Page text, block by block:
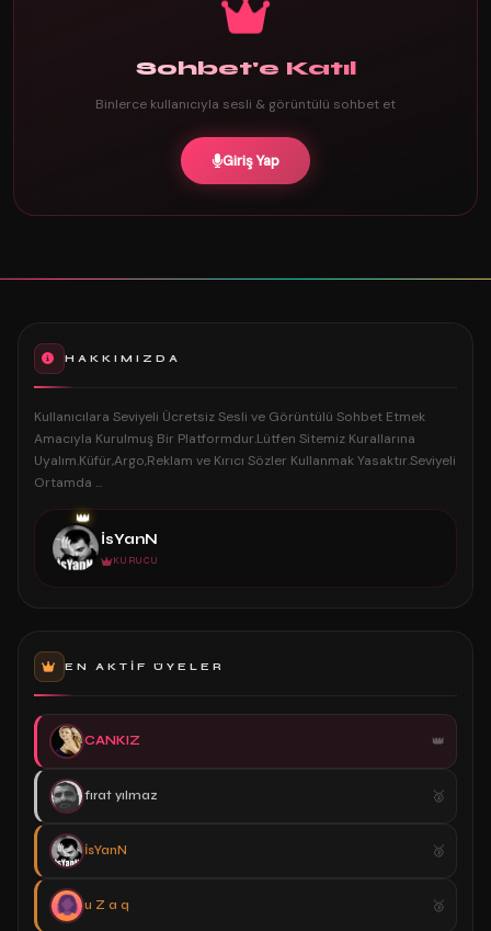
Sohbet'e Katıl
Binlerce kullanıcıyla sesli & görüntülü sohbet et
Giriş Yap
HAKKIMIZDA
Kullanıcılara Seviyeli Ücretsiz Sesli ve Görüntülü Sohbet Etmek
Amacıyla Kurulmuş Bir Platformdur.Lütfen Sitemiz Kurallarına
Uyalım.Küfür,Argo,Reklam ve Kırıcı Sözler Kullanmak Yasaktır.Seviyeli
Ortamda ...
👑
İsYanN
KURUCU
EN AKTIF ÜYELER
CANKIZ
fırat yılmaz
İsYanN
u Z a q